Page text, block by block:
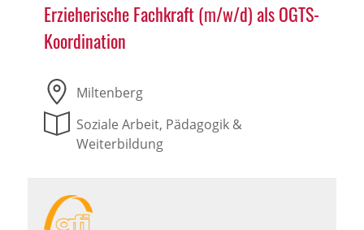
Erzieherische Fachkraft (m/w/d) als OGTS-
Koordination
Miltenberg
Soziale Arbeit, Pädagogik &
Weiterbildung